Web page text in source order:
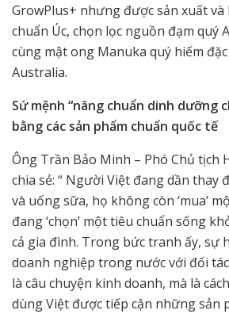
GrowPlus+ nhưng được sản xuất
chuẩn Úc, chọn lọc nguồn đạm quý
cùng mật ong Manuka quý hiếm
Australia.
Sứ mệnh “nâng chuẩn dinh dưỡng
bằng các sản phẩm chuẩn quốc tế
Ông Trần Bảo Minh – Phó Chủ tịch
chia sẻ: “ Người Việt đang dần thay
và uống sữa, họ không còn ‘mua’
đang ‘chọn’ một tiêu chuẩn sống
cả gia đình. Trong bức tranh ấy, sự
doanh nghiệp trong nước với đối
là câu chuyện kinh doanh, mà là
dùng Việt được tiếp cận những sản